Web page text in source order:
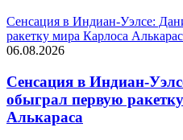
Сенсация в Индиан‑Уэлсе:
ракетку мира Карлоса
06.08.2026
Сенсация в
обыграл первую
Алькараса